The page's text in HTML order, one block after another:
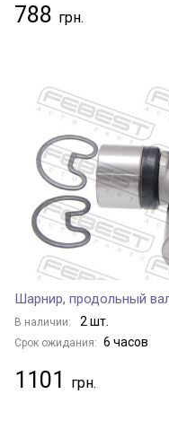
788
Шарнир, продольный
В наличии: 2 шт.
Срок ожидания: 6 часов
1101